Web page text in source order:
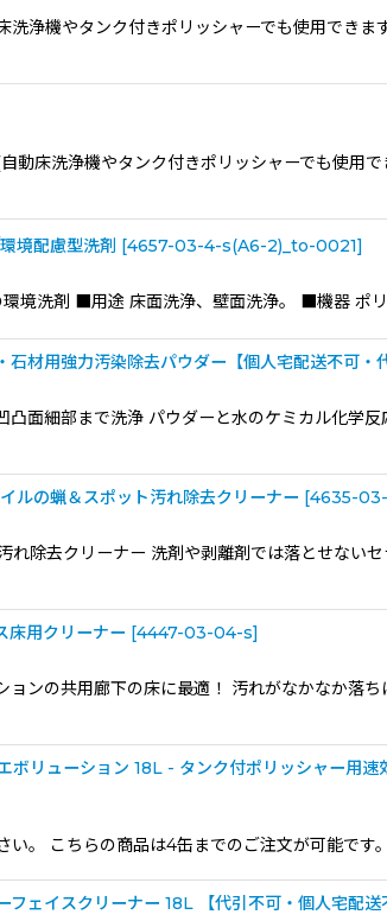
浄機やタンク付きポリッシャーでも使用できま
床洗浄機やタンク付きポリッシャーでも使用
境配慮型洗剤 [4657-03-4-s(A6-2)_to-0021]
境洗剤 ■用途 床面洗浄、壁面洗浄。 ■機器 ポ
材用強力汚染除去パウダー【個人宅配送不可・
面細部まで洗浄 パウダーと水のケミカル化学
ルの蝋＆スポット汚れ除去クリーナー [4635-
除去クリーナー 洗剤や剥離剤では落とせないセ
床用クリーナー [4447-03-04-s]
ンの共用廊下の床に最適！ 汚れがなかなか落
リューション 18L - タンク付ポリッシャー用
。 こちらの商品は4缶までのご注文が可能です
ェイスクリーナー 18L 【代引不可・個人宅配送